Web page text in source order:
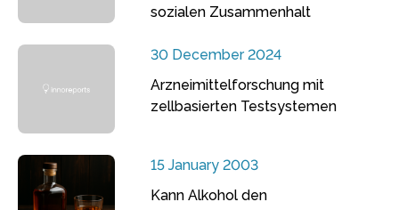
sozialen Zusammenhalt
30 December 2024
Arzneimittelforschung mit
zellbasierten Testsystemen
15 January 2003
Kann Alkohol den